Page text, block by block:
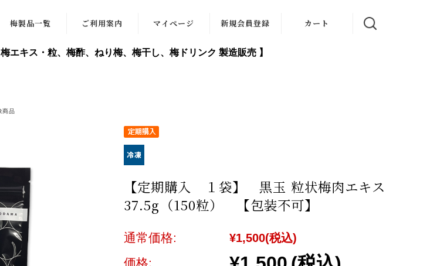
梅製品一覧
梅酢
ねり梅（チュー
梅シロップ
梅ジャム
ご利用案内 マイページ 新規会員登録 カート
エキス・粒、梅酢、ねり梅、梅干し、梅ドリンク 製造販売 】
商品
【定期購入 １袋】 黒玉 粒状梅肉エキス
37.5g（150粒） 【包装不可】
通常価格: ¥1,500(税込)
価格: